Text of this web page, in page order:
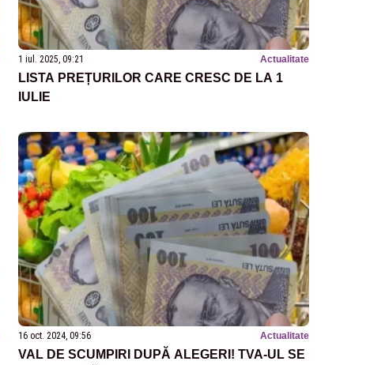
1 iul. 2025, 09:21 Actualitate
LISTA PREȚURILOR CARE CRESC DE LA 1
IULIE
16 oct. 2024, 09:56 Actualitate
VAL DE SCUMPIRI DUPĂ ALEGERI! TVA-UL SE